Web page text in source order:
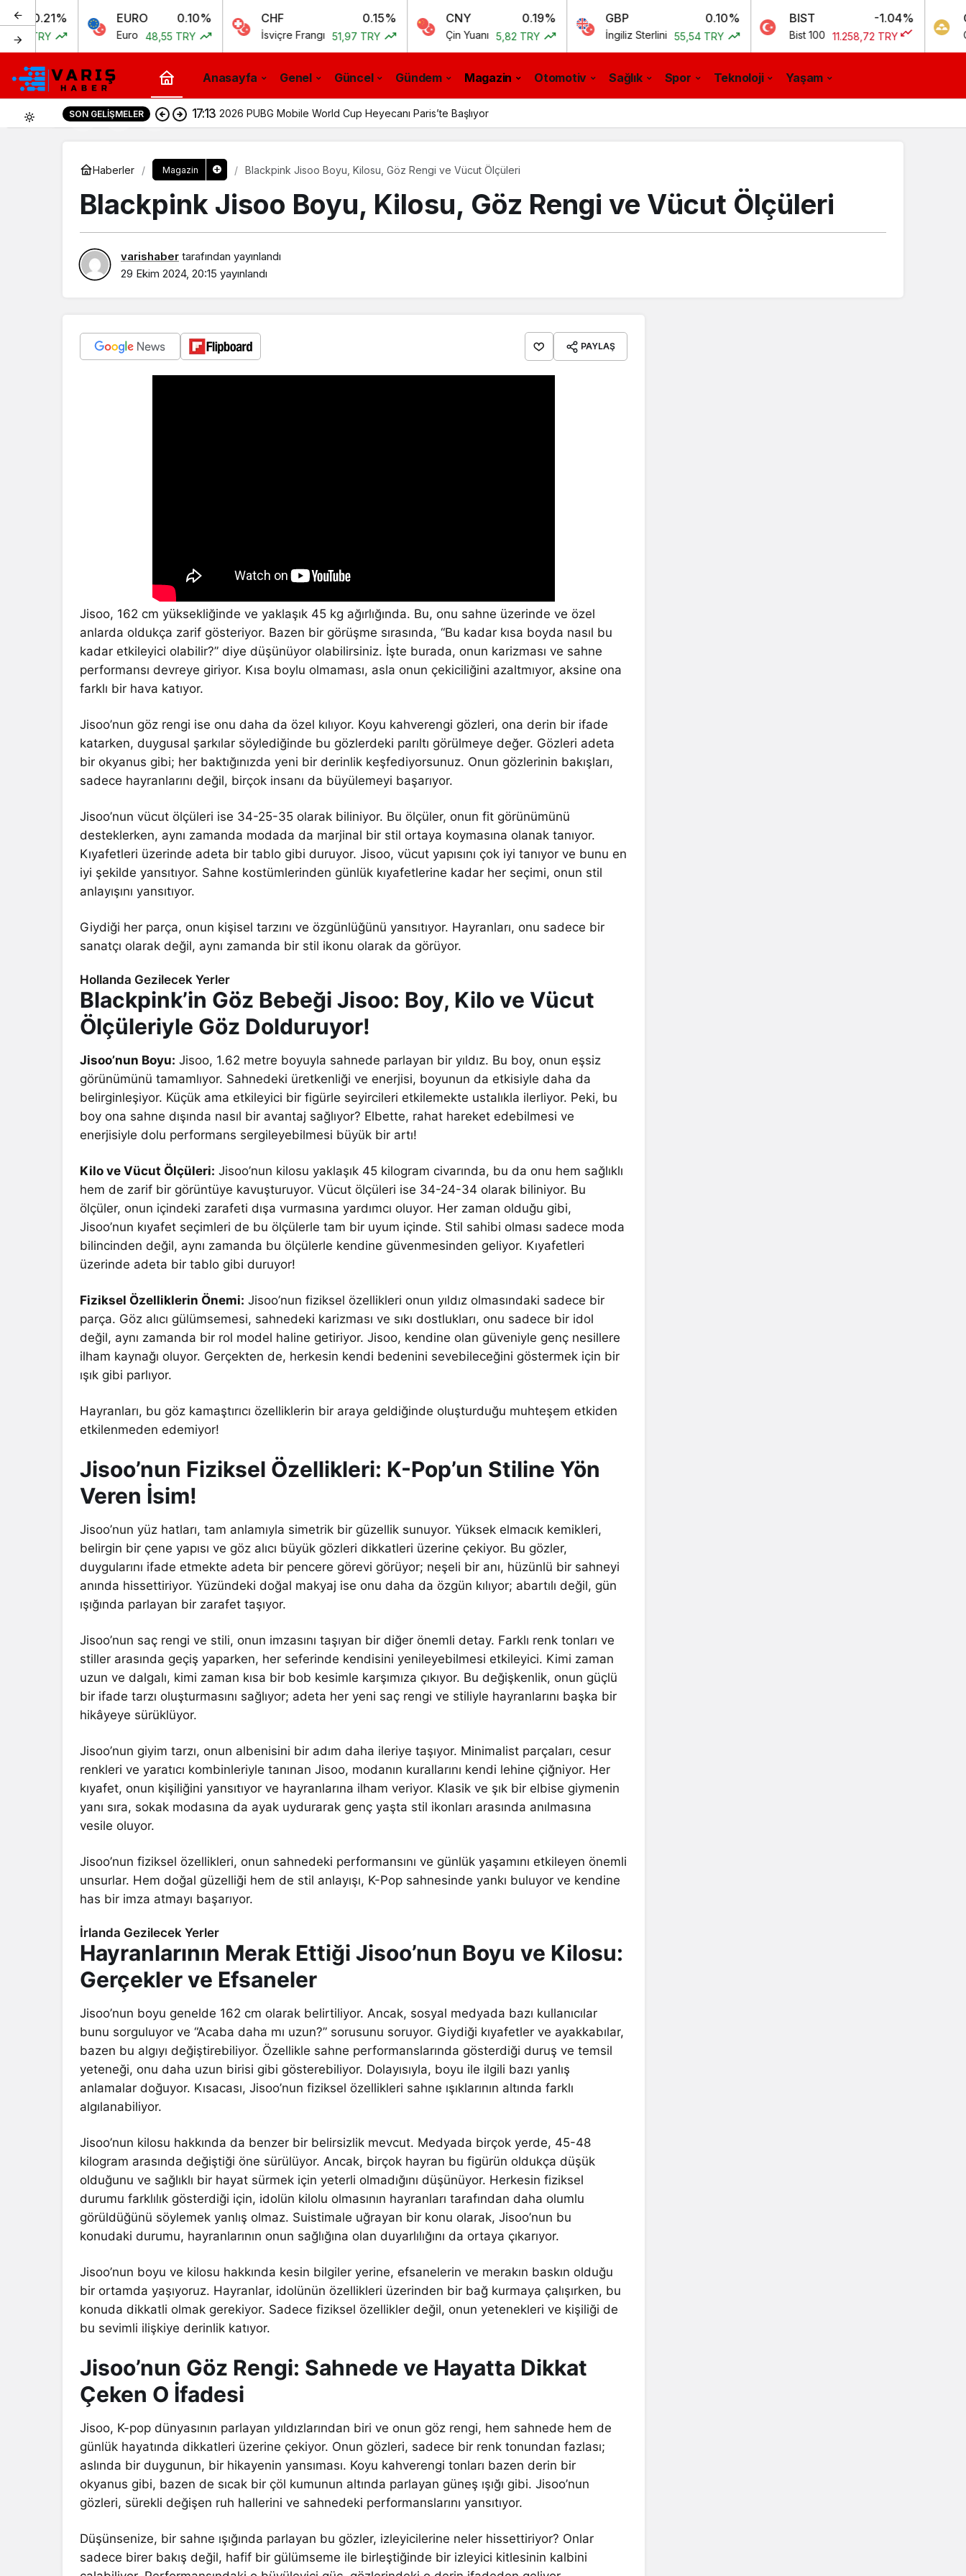
EURO 0.10%
Euro 48,55 TRY
CHF
İsviçre Frangı 51,97 TRY
CNY 0.19%
Çin Yuanı 5,82 TRY
GBP
İngiliz Sterlini 55,54 TRY
BIST
Bist 100 11.258,72 TRY
GR. ALTIN
Gram Altın
Anasayfa Genel Güncel Gündem Magazin Otomotiv Sağlık Spor Teknoloji Yaşam
0
SON GELIŞMELER 17:13 2026 PUBG Mobile World Cup Heyecanı Paris’te Başlıyor
Haberler Magazin Blackpink Jisoo Boyu, Kilosu, Göz Rengi ve Vücut Ölçüleri
Blackpink Jisoo Boyu, Kilosu, Göz Rengi ve Vücut Ölçüleri
varishaber tarafından yayınlandı
29 Ekim 2024, 20:15 yayınlandı
PAYLAŞ
Jisoo, 162 cm yüksekliğinde ve yaklaşık 45 kg ağırlığında. Bu, onu sahne üzerinde ve özel
anlarda oldukça zarif gösteriyor. Bazen bir görüşme sırasında, “Bu kadar kısa boyda nasıl bu
kadar etkileyici olabilir?” diye düşünüyor olabilirsiniz. İşte burada, onun karizması ve sahne
performansı devreye giriyor. Kısa boylu olmaması, asla onun çekiciliğini azaltmıyor, aksine ona
farklı bir hava katıyor.
Jisoo’nun göz rengi ise onu daha da özel kılıyor. Koyu kahverengi gözleri, ona derin bir ifade
katarken, duygusal şarkılar söylediğinde bu gözlerdeki parıltı görülmeye değer. Gözleri adeta
bir okyanus gibi; her baktığınızda yeni bir derinlik keşfediyorsunuz. Onun gözlerinin bakışları,
sadece hayranlarını değil, birçok insanı da büyülemeyi başarıyor.
Jisoo’nun vücut ölçüleri ise 34-25-35 olarak biliniyor. Bu ölçüler, onun fit görünümünü
desteklerken, aynı zamanda modada da marjinal bir stil ortaya koymasına olanak tanıyor.
Kıyafetleri üzerinde adeta bir tablo gibi duruyor. Jisoo, vücut yapısını çok iyi tanıyor ve bunu en
iyi şekilde yansıtıyor. Sahne kostümlerinden günlük kıyafetlerine kadar her seçimi, onun stil
anlayışını yansıtıyor.
Giydiği her parça, onun kişisel tarzını ve özgünlüğünü yansıtıyor. Hayranları, onu sadece bir
sanatçı olarak değil, aynı zamanda bir stil ikonu olarak da görüyor.
Hollanda Gezilecek Yerler
Blackpink’in Göz Bebeği Jisoo: Boy, Kilo ve Vücut
Ölçüleriyle Göz Dolduruyor!
Jisoo’nun Boyu: Jisoo, 1.62 metre boyuyla sahnede parlayan bir yıldız. Bu boy, onun eşsiz
görünümünü tamamlıyor. Sahnedeki üretkenliği ve enerjisi, boyunun da etkisiyle daha da
belirginleşiyor. Küçük ama etkileyici bir figürle seyircileri etkilemekte ustalıkla ilerliyor. Peki, bu
boy ona sahne dışında nasıl bir avantaj sağlıyor? Elbette, rahat hareket edebilmesi ve
enerjisiyle dolu performans sergileyebilmesi büyük bir artı!
Kilo ve Vücut Ölçüleri: Jisoo’nun kilosu yaklaşık 45 kilogram civarında, bu da onu hem sağlıklı
hem de zarif bir görüntüye kavuşturuyor. Vücut ölçüleri ise 34-24-34 olarak biliniyor. Bu
ölçüler, onun içindeki zarafeti dışa vurmasına yardımcı oluyor. Her zaman olduğu gibi,
Jisoo’nun kıyafet seçimleri de bu ölçülerle tam bir uyum içinde. Stil sahibi olması sadece moda
bilincinden değil, aynı zamanda bu ölçülerle kendine güvenmesinden geliyor. Kıyafetleri
üzerinde adeta bir tablo gibi duruyor!
Fiziksel Özelliklerin Önemi: Jisoo’nun fiziksel özellikleri onun yıldız olmasındaki sadece bir
parça. Göz alıcı gülümsemesi, sahnedeki karizması ve sıkı dostlukları, onu sadece bir idol
değil, aynı zamanda bir rol model haline getiriyor. Jisoo, kendine olan güveniyle genç nesillere
ilham kaynağı oluyor. Gerçekten de, herkesin kendi bedenini sevebileceğini göstermek için bir
ışık gibi parlıyor.
Hayranları, bu göz kamaştırıcı özelliklerin bir araya geldiğinde oluşturduğu muhteşem etkiden
etkilenmeden edemiyor!
Jisoo’nun Fiziksel Özellikleri: K-Pop’un Stiline Yön
Veren İsim!
Jisoo’nun yüz hatları, tam anlamıyla simetrik bir güzellik sunuyor. Yüksek elmacık kemikleri,
belirgin bir çene yapısı ve göz alıcı büyük gözleri dikkatleri üzerine çekiyor. Bu gözler,
duygularını ifade etmekte adeta bir pencere görevi görüyor; neşeli bir anı, hüzünlü bir sahneyi
anında hissettiriyor. Yüzündeki doğal makyaj ise onu daha da özgün kılıyor; abartılı değil, gün
ışığında parlayan bir zarafet taşıyor.
Jisoo’nun saç rengi ve stili, onun imzasını taşıyan bir diğer önemli detay. Farklı renk tonları ve
stiller arasında geçiş yaparken, her seferinde kendisini yenileyebilmesi etkileyici. Kimi zaman
uzun ve dalgalı, kimi zaman kısa bir bob kesimle karşımıza çıkıyor. Bu değişkenlik, onun güçlü
bir ifade tarzı oluşturmasını sağlıyor; adeta her yeni saç rengi ve stiliyle hayranlarını başka bir
hikâyeye sürüklüyor.
Jisoo’nun giyim tarzı, onun albenisini bir adım daha ileriye taşıyor. Minimalist parçaları, cesur
renkleri ve yaratıcı kombinleriyle tanınan Jisoo, modanın kurallarını kendi lehine çiğniyor. Her
kıyafet, onun kişiliğini yansıtıyor ve hayranlarına ilham veriyor. Klasik ve şık bir elbise giymenin
yanı sıra, sokak modasına da ayak uydurarak genç yaşta stil ikonları arasında anılmasına
vesile oluyor.
Jisoo’nun fiziksel özellikleri, onun sahnedeki performansını ve günlük yaşamını etkileyen önemli
unsurlar. Hem doğal güzelliği hem de stil anlayışı, K-Pop sahnesinde yankı buluyor ve kendine
has bir imza atmayı başarıyor.
İrlanda Gezilecek Yerler
Hayranlarının Merak Ettiği Jisoo’nun Boyu ve Kilosu:
Gerçekler ve Efsaneler
Jisoo’nun boyu genelde 162 cm olarak belirtiliyor. Ancak, sosyal medyada bazı kullanıcılar
bunu sorguluyor ve “Acaba daha mı uzun?” sorusunu soruyor. Giydiği kıyafetler ve ayakkabılar,
bazen bu algıyı değiştirebiliyor. Özellikle sahne performanslarında gösterdiği duruş ve temsil
yeteneği, onu daha uzun birisi gibi gösterebiliyor. Dolayısıyla, boyu ile ilgili bazı yanlış
anlamalar doğuyor. Kısacası, Jisoo’nun fiziksel özellikleri sahne ışıklarının altında farklı
algılanabiliyor.
Jisoo’nun kilosu hakkında da benzer bir belirsizlik mevcut. Medyada birçok yerde, 45-48
kilogram arasında değiştiği öne sürülüyor. Ancak, birçok hayran bu figürün oldukça düşük
olduğunu ve sağlıklı bir hayat sürmek için yeterli olmadığını düşünüyor. Herkesin fiziksel
durumu farklılık gösterdiği için, idolün kilolu olmasının hayranları tarafından daha olumlu
görüldüğünü söylemek yanlış olmaz. Suistimale uğrayan bir konu olarak, Jisoo’nun bu
konudaki durumu, hayranlarının onun sağlığına olan duyarlılığını da ortaya çıkarıyor.
Jisoo’nun boyu ve kilosu hakkında kesin bilgiler yerine, efsanelerin ve merakın baskın olduğu
bir ortamda yaşıyoruz. Hayranlar, idolünün özellikleri üzerinden bir bağ kurmaya çalışırken, bu
konuda dikkatli olmak gerekiyor. Sadece fiziksel özellikler değil, onun yetenekleri ve kişiliği de
bu sevimli ilişkiye derinlik katıyor.
Jisoo’nun Göz Rengi: Sahnede ve Hayatta Dikkat
Çeken O İfadesi
Jisoo, K-pop dünyasının parlayan yıldızlarından biri ve onun göz rengi, hem sahnede hem de
günlük hayatında dikkatleri üzerine çekiyor. Onun gözleri, sadece bir renk tonundan fazlası;
aslında bir duygunun, bir hikayenin yansıması. Koyu kahverengi tonları bazen derin bir
okyanus gibi, bazen de sıcak bir çöl kumunun altında parlayan güneş ışığı gibi. Jisoo’nun
gözleri, sürekli değişen ruh hallerini ve sahnedeki performanslarını yansıtıyor.
Düşünsenize, bir sahne ışığında parlayan bu gözler, izleyicilerine neler hissettiriyor? Onlar
sadece birer bakış değil, hafif bir gülümseme ile birleştiğinde bir izleyici kitlesinin kalbini